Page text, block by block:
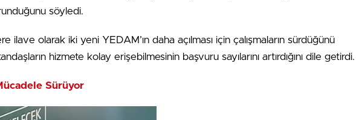
söyledi.
ilave olarak iki yeni YEDAM’ın daha açılması için çalışmaların sürdüğünü
hizmete kolay erişebilmesinin başvuru sayılarını artırdığını dile getirdi.
Sürüyor